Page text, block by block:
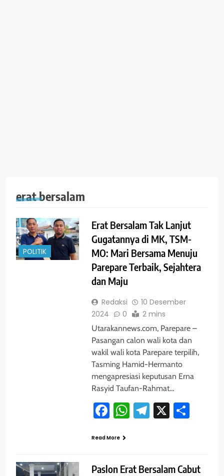
erat bersalam
POLITIK
Erat Bersalam Tak Lanjut
Gugatannya di MK, TSM-
MO: Mari Bersama Menuju
Parepare Terbaik, Sejahtera
dan Maju
Redaksi
10 Desember
2024
0 2 mins
Utarakannews.com, Parepare –
Pasangan calon wali kota dan
wakil wali kota Parepare terpilih,
Tasming Hamid-Hermanto
mengapresiasi keputusan Erna
Rasyid Taufan-Rahmat…
Facebook
WhatsApp
Telegram
X
Read More
Paslon Erat Bersalam Cabut